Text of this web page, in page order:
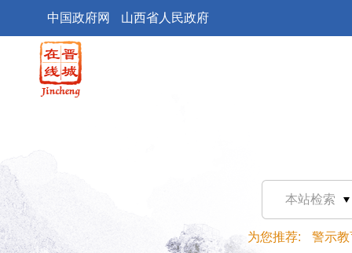
中国政府网 山西省人民政府
本站检索
为您推荐: 警示教